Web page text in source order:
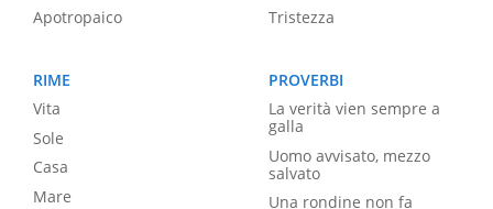
Apotropaico
Tristezza
RIME
Vita
Sole
Casa
Mare
PROVERBI
La verità vien sempre a
galla
Uomo avvisato, mezzo
salvato
Una rondine non fa